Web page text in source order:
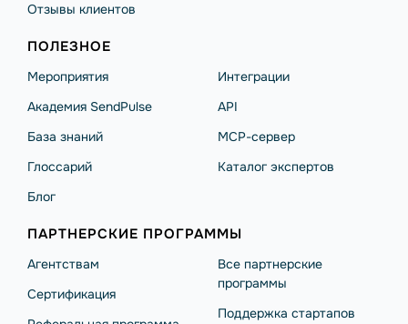
Отзывы клиентов
ПОЛЕЗНОЕ
Мероприятия
Академия SendPulse
База знаний
Глоссарий
Блог
Интеграции
API
MCP-сервер
Каталог экспертов
ПАРТНЕРСКИЕ ПРОГРАММЫ
Агентствам
Сертификация
Все партнерские
программы
Поддержка стартапов